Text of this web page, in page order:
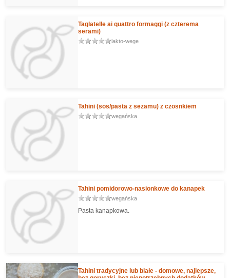
Taglatelle ai quattro formaggi (z czterema
serami)
lakto-wege
Tahini (sos/pasta z sezamu) z czosnkiem
wegańska
Tahini pomidorowo-nasionkowe do kanapek
wegańska
Pasta kanapkowa.
Tahini tradycyjne lub białe - domowe, najlepsze,